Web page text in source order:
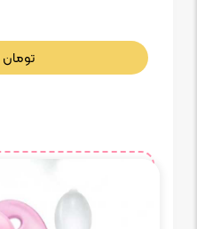
تومان